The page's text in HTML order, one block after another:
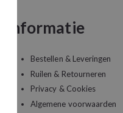
Informatie
Bestellen & Leveringen
Ruilen & Retourneren
Privacy & Cookies
Algemene voorwaarden